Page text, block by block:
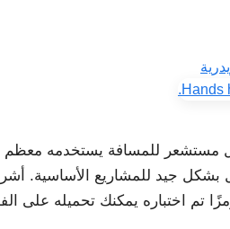
جيد للمشاريع الأساسية.
تم اختباره يمكنك تحميله على